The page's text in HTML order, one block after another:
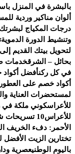
بالبشرة في المنزل
ألوان مناكير وردية
درجات المكياج لبشرتك
وتنشيط الدورة الدموية
لتحويل بيتك القديم
بحائل – الشرقخدمات
في كل ركنأفضل
أكواد خصم على
لمستحضرات العناية
للأعراسكوني ملكة في
للأعراس10 تسريحات شعر عروس كيرلي أنيقة بالصور
الأحمر: دفء الخريف
تختارين الزيت
باليوم الوطنيعصرية